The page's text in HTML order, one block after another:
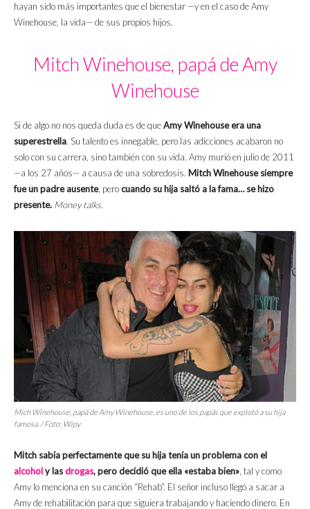
hayan sido más importantes que el bienestar —y en el caso de Amy
Winehouse, la vida— de sus propios hijos.
Mitch Winehouse, papá de Amy
Winehouse
Si de algo no nos queda duda es de queAmy Winehouse era una
superestrella. Su talento es innegable, pero las adicciones acabaron no
solo con su carrera, sino también con su vida. Amy murió en julio de 2011
—a los 27 años— a causa de una sobredosis. Mitch Winehouse siempre
fue un padre ausente, perocuando su hija saltó a la fama… se hizo
presente. Money talks.
Mich Winehouse, papá de Amy Winehouse, es uno de los papás que explotó a su hija
famosa. / Foto: Wipy
Mitch sabía perfectamente que su hija tenía un problema con el
alcoholy lasdrogas, pero decidió que ella «estaba bien» , tal y como
Amy lo menciona en su canción “Rehab”. El señor incluso llegó a sacar a
Amy de rehabilitación para que siguiera trabajando y haciendo dinero. En